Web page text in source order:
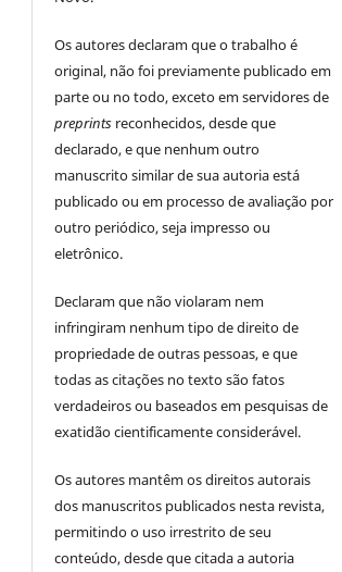
Os autores declaram que o trabalho é
original, não foi previamente publicado em
parte ou no todo, exceto em servidores de
preprints reconhecidos, desde que
declarado, e que nenhum outro
manuscrito similar de sua autoria está
publicado ou em processo de avaliação por
outro periódico, seja impresso ou
eletrônico.
Declaram que não violaram nem
infringiram nenhum tipo de direito de
propriedade de outras pessoas, e que
todas as citações no texto são fatos
verdadeiros ou baseados em pesquisas de
exatidão cientificamente considerável.
Os autores mantêm os direitos autorais
dos manuscritos publicados nesta revista,
permitindo o uso irrestrito de seu
conteúdo, desde que citada a autoria